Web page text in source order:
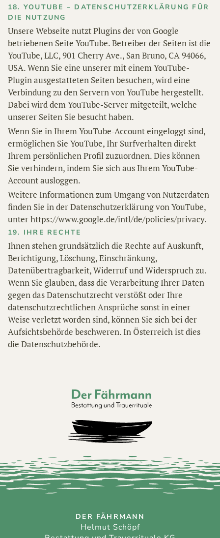
18. YOUTUBE – DATENSCHUTZERKLÄRUNG FÜR
DIE NUTZUNG
Unsere Webseite nutzt Plugins der von Google
betriebenen Seite YouTube. Betreiber der Seiten ist die
YouTube, LLC, 901 Cherry Ave., San Bruno, CA 94066,
USA. Wenn Sie eine unserer mit einem YouTube-
Plugin ausgestatteten Seiten besuchen, wird eine
Verbindung zu den Servern von YouTube hergestellt.
Dabei wird dem YouTube-Server mitgeteilt, welche
unserer Seiten Sie besucht haben.
Wenn Sie in Ihrem YouTube-Account eingeloggt sind,
ermöglichen Sie YouTube, Ihr Surfverhalten direkt
Ihrem persönlichen Profil zuzuordnen. Dies können
Sie verhindern, indem Sie sich aus Ihrem YouTube-
Account ausloggen.
Weitere Informationen zum Umgang von Nutzerdaten
finden Sie in der Datenschutzerklärung von YouTube,
unter https://www.google.de/intl/de/policies/privacy.
19. IHRE RECHTE
Ihnen stehen grundsätzlich die Rechte auf Auskunft,
Berichtigung, Löschung, Einschränkung,
Datenübertragbarkeit, Widerruf und Widerspruch zu.
Wenn Sie glauben, dass die Verarbeitung Ihrer Daten
gegen das Datenschutzrecht verstößt oder Ihre
datenschutzrechtlichen Ansprüche sonst in einer
Weise verletzt worden sind, können Sie sich bei der
Aufsichtsbehörde beschweren. In Österreich ist dies
die Datenschutzbehörde.
Der Fährmann - Bestattung und
DER FÄHRMANN
Helmut Schöpf